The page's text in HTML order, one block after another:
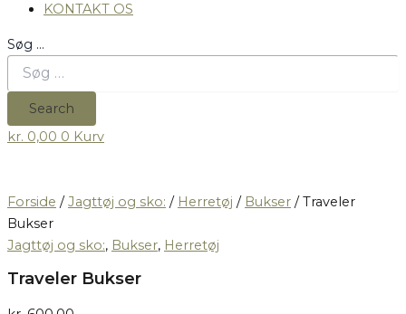
KONTAKT OS
Søg …
Search
kr. 0,00 0 Kurv
Forside /Jagttøj og sko: / Herretøj / Bukser / Traveler
Bukser
Jagttøj og sko:, Bukser, Herretøj
Traveler Bukser